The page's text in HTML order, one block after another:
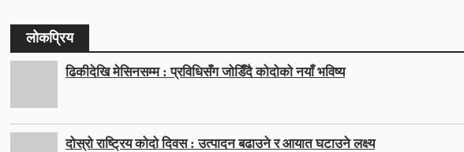
लोकप्रिय
ढिकीदेखि मेसिनसम्म : प्रविधिसँग जोडिँदै कोदोको नयाँ भविष्य
दोस्रो राष्ट्रिय कोदो दिवस : उत्पादन बढाउने र आयात घटाउने लक्ष्य